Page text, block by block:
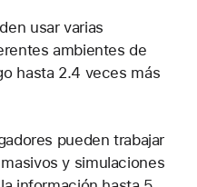
usar varias
ambientes de
hasta 2.4 veces más
pueden trabajar
y simulaciones